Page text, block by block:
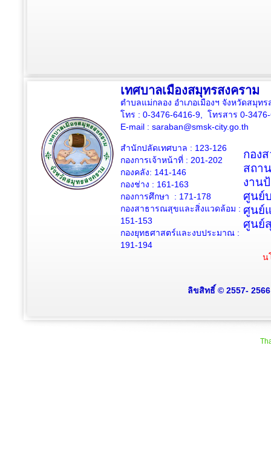
เทศบาลเมืองสมุทรสงคราม
ตำบลแม่กลอง อำเภอเมืองฯ จังหวัดสมุท
โทร : 0-3476-6416-9, โทรสาร 0-
E-mail : saraban@smsk-city.go.th
สำนักปลัดเทศบาล : 123-126
กองการเจ้าหน้าที่ : 201-202
กองคลัง: 141-146
กองช่าง : 161-163
กองการศึกษา : 171-178
กองสาธารณสุขและสิ่งแวดล้อม :
151-153
กองยุทธศาสตร์และงบประมาณ :
191-194
กอง
สถา
งาน
ศูนย์
ศูนย์
ศูนย์
น
ลิขสิทธิ์ © 2557-